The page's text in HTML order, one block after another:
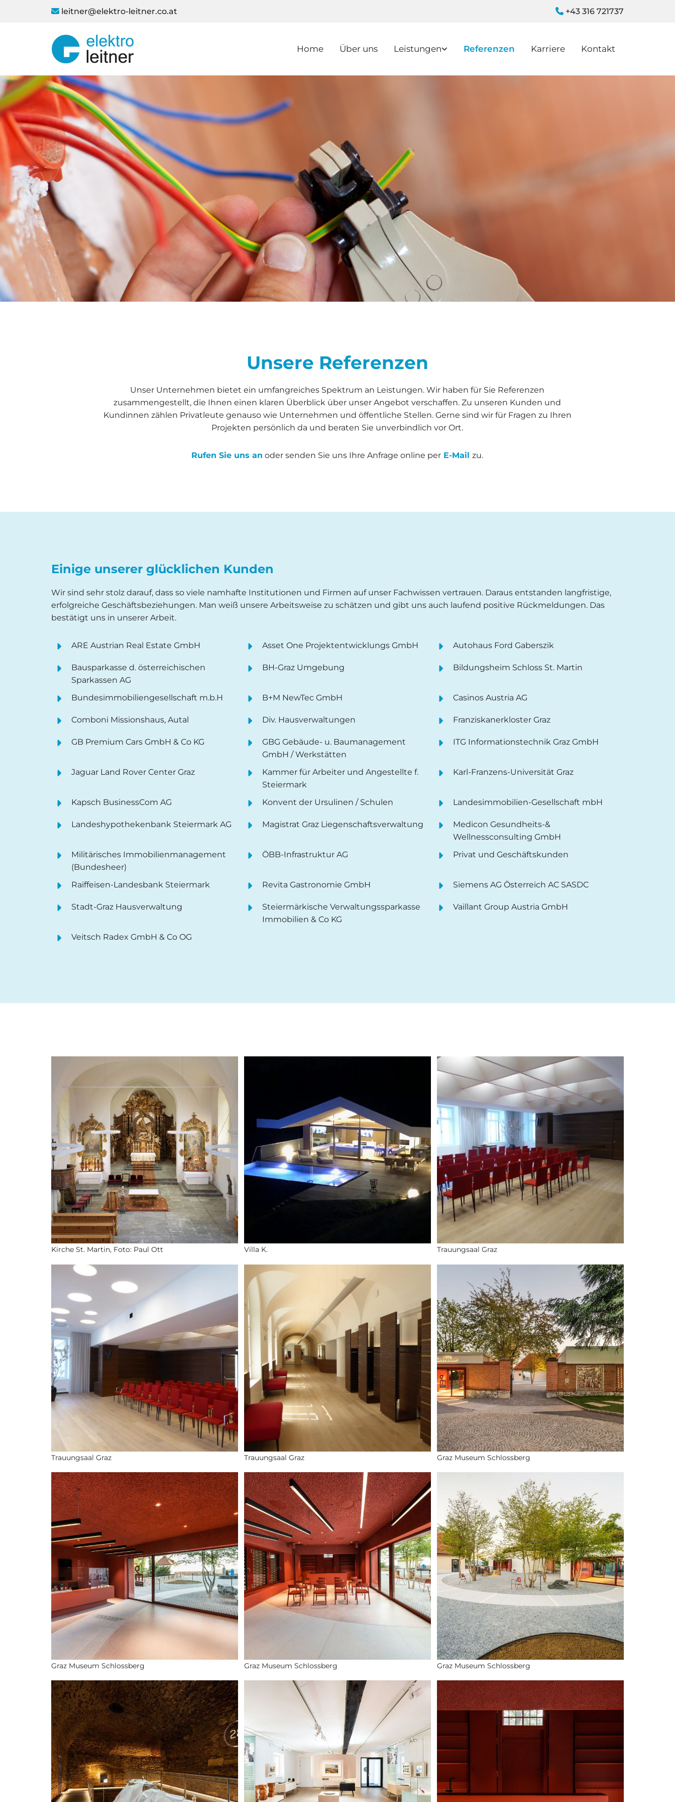
 leitner@elektro-leitner.co.at  +43 316 721737
Home Über uns Leistungen Referenzen Karriere Kontakt
Unsere Referenzen
Unser Unternehmen bietet ein umfangreiches Spektrum an Leistungen. Wir haben für Sie Referenzen
zusammengestellt, die Ihnen einen klaren Überblick über unser Angebot verschaffen. Zu unseren Kunden und
Kundinnen zählen Privatleute genauso wie Unternehmen und öffentliche Stellen. Gerne sind wir für Fragen zu Ihren
Projekten persönlich da und beraten Sie unverbindlich vor Ort.
Rufen Sie uns an oder senden Sie uns Ihre Anfrage online per E-Mail zu.
Einige unserer glücklichen Kunden
Wir sind sehr stolz darauf, dass so viele namhafte Institutionen und Firmen auf unser Fachwissen vertrauen. Daraus entstanden langfristige,
erfolgreiche Geschäftsbeziehungen. Man weiß unsere Arbeitsweise zu schätzen und gibt uns auch laufend positive Rückmeldungen. Das
bestätigt uns in unserer Arbeit.
ARE Austrian Real Estate GmbH Asset One Projektentwicklungs GmbH Autohaus Ford Gaberszik
Bausparkasse d. österreichischen
Sparkassen AG
BH-Graz Umgebung Bildungsheim Schloss St. Martin
Bundesimmobiliengesellschaft m.b.H B+M NewTec GmbH Casinos Austria AG
Comboni Missionshaus, Autal Div. Hausverwaltungen Franziskanerkloster Graz
GB Premium Cars GmbH & Co KG
GBG Gebäude- u. Baumanagement
GmbH / Werkstätten
ITG Informationstechnik Graz GmbH
Jaguar Land Rover Center Graz
Kammer für Arbeiter und Angestellte f.
Steiermark
Karl-Franzens-Universität Graz
Kapsch BusinessCom AG Konvent der Ursulinen / Schulen Landesimmobilien-Gesellschaft mbH
Landeshypothekenbank Steiermark AG Magistrat Graz Liegenschaftsverwaltung
Medicon Gesundheits-&
Wellnessconsulting GmbH
Militärisches Immobilienmanagement
(Bundesheer)
ÖBB-Infrastruktur AG Privat und Geschäftskunden
Raiffeisen-Landesbank Steiermark Revita Gastronomie GmbH Siemens AG Österreich AC SASDC
Stadt-Graz Hausverwaltung
Steiermärkische Verwaltungssparkasse
Immobilien & Co KG
Vaillant Group Austria GmbH
Veitsch Radex GmbH & Co OG
Kirche St. Martin, Foto: Paul Ott Villa K. Trauungsaal Graz
Trauungsaal Graz Trauungsaal Graz Graz Museum Schlossberg
Graz Museum Schlossberg Graz Museum Schlossberg Graz Museum Schlossberg